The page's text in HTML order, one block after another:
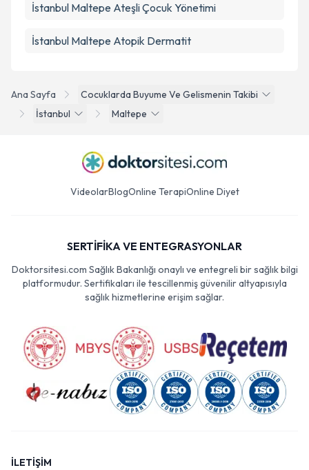
Ana Sayfa
Cocuklarda Buyume Ve Gelismenin Takibi
İstanbul
Maltepe
İstanbul Maltepe Ateşli Çocuk Yönetimi
İstanbul Maltepe Atopik Dermatit
VideolarBlogOnline TerapiOnline Diyet
SERTİFİKA VE ENTEGRASYONLAR
Doktorsitesi.com Sağlık Bakanlığı onaylı ve entegreli bir sağlık bilgi
platformudur. Sertifikaları ile tescillenmiş güvenilir altyapısıyla
sağlık hizmetlerine erişim sağlar.
İLETİŞİM